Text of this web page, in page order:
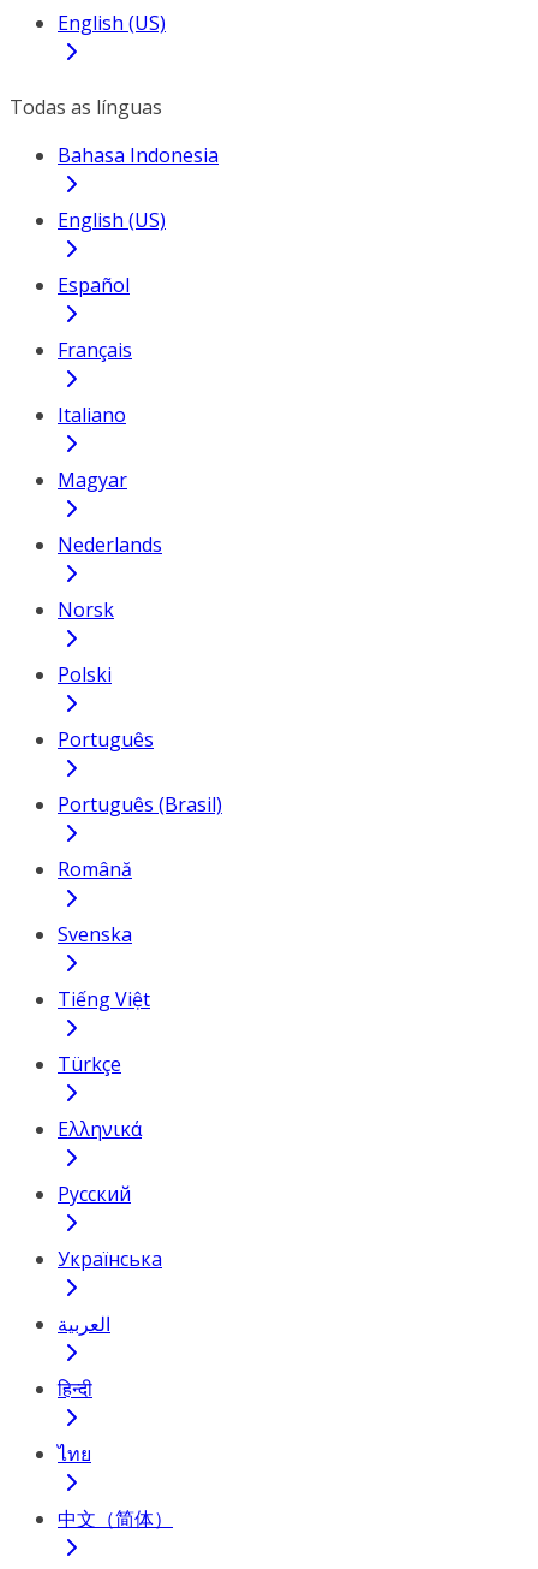
English (US)
Todas as línguas
Bahasa Indonesia
English (US)
Español
Français
Italiano
Magyar
Nederlands
Norsk
Polski
Português
Português (Brasil)
Română
Svenska
Tiếng Việt
Türkçe
Ελληνικά
Русский
Українська
العربية
हिन्दी
ไทย
中文（简体）